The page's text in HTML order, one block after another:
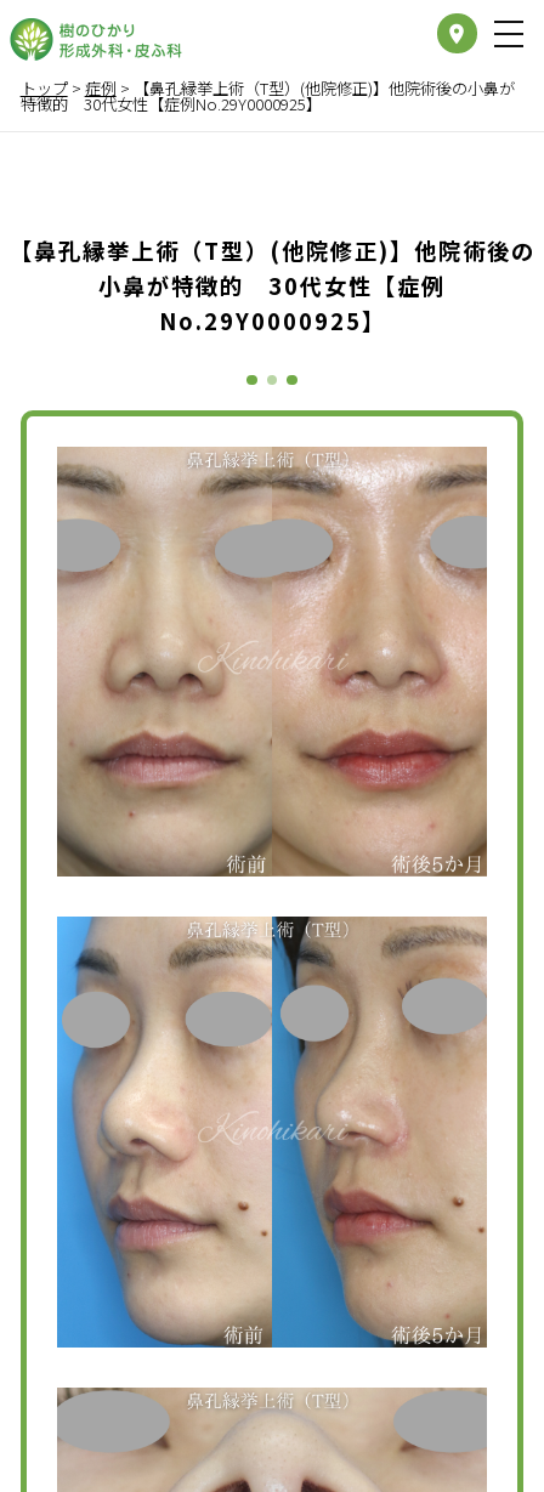
place
トップ> 症例 > 【鼻孔縁挙上術（T型）(他院修正)】他院術後の小鼻が
特徴的 30代女性【症例No.29Y0000925】
【鼻孔縁挙上術（T型）(他院修正)】他院術後の
小鼻が特徴的 30代女性【症例
No.29Y0000925】